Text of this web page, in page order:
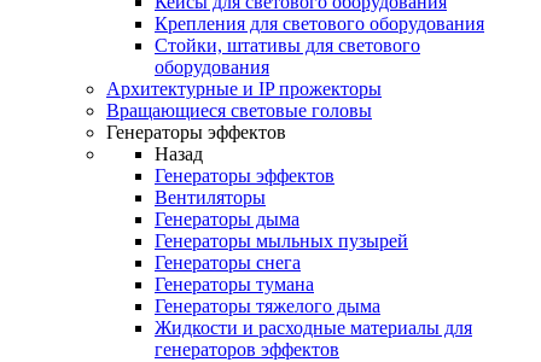
Крепления для светового оборудования
Стойки, штативы для светового
оборудования
Архитектурные и IP прожекторы
Вращающиеся световые головы
Генераторы эффектов
Назад
Генераторы эффектов
Вентиляторы
Генераторы дыма
Генераторы мыльных пузырей
Генераторы снега
Генераторы тумана
Генераторы тяжелого дыма
Жидкости и расходные материалы для
генераторов эффектов